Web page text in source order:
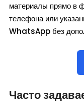
материалы прямо в
телефона или
WhatsApp без
Часто